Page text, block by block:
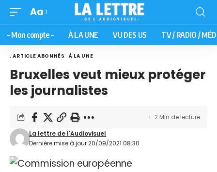
Aa
– Mon compte – À LA UNE VU DES US TV / RADIO /
. ARTICLE ABONNÉS À LA UNE
Bruxelles veut mieux protéger
les journalistes
Dernière mise à jour 20/09/2021 08:30
La lettre de l'Audiovisuel
2 Min de lecture